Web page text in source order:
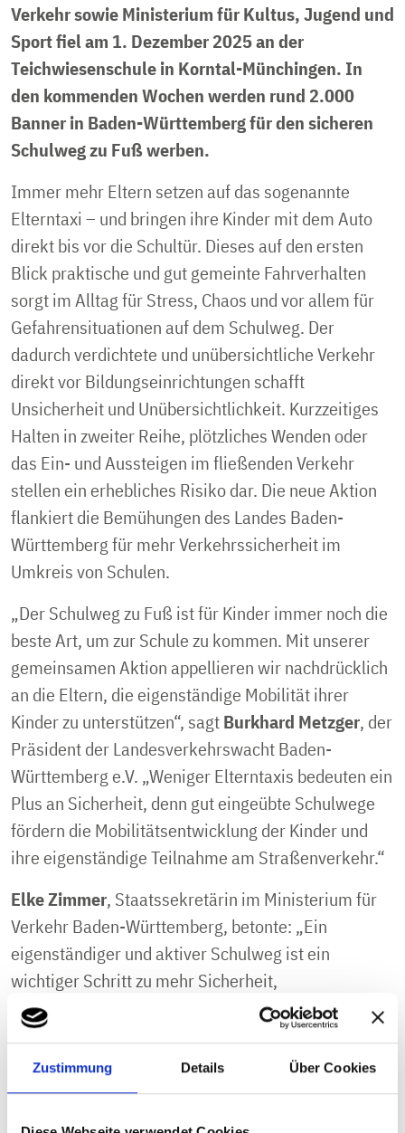
Zustimmung Details Über Cookies
Verkehr sowie Ministerium für Kultus, Jugend und
Sport fiel am 1. Dezember 2025 an der
Teichwiesenschule in Korntal-Münchingen. In
den kommenden Wochen werden rund 2.000
Banner in Baden-Württemberg für den sicheren
Schulweg zu Fuß werben.
Immer mehr Eltern setzen auf das sogenannte
Elterntaxi – und bringen ihre Kinder mit dem Auto
direkt bis vor die Schultür. Dieses auf den ersten
Blick praktische und gut gemeinte Fahrverhalten
sorgt im Alltag für Stress, Chaos und vor allem für
Gefahrensituationen auf dem Schulweg. Der
dadurch verdichtete und unübersichtliche Verkehr
direkt vor Bildungseinrichtungen schafft
Unsicherheit und Unübersichtlichkeit. Kurzzeitiges
Halten in zweiter Reihe, plötzliches Wenden oder
das Ein- und Aussteigen im fließenden Verkehr
stellen ein erhebliches Risiko dar. Die neue Aktion
flankiert die Bemühungen des Landes Baden-
Württemberg für mehr Verkehrssicherheit im
Umkreis von Schulen.
„Der Schulweg zu Fuß ist für Kinder immer noch die
beste Art, um zur Schule zu kommen. Mit unserer
gemeinsamen Aktion appellieren wir nachdrücklich
an die Eltern, die eigenständige Mobilität ihrer
Kinder zu unterstützen“, sagtBurkhard Metzger, der
Präsident der Landesverkehrswacht Baden-
Württemberg e.V. „Weniger Elterntaxis bedeuten ein
Plus an Sicherheit, denn gut eingeübte Schulwege
fördern die Mobilitätsentwicklung der Kinder und
ihre eigenständige Teilnahme am Straßenverkehr.“
Elke Zimmer, Staatssekretärin im Ministerium für
Verkehr Baden-Württemberg, betonte: „Ein
eigenständiger und aktiver Schulweg ist ein
wichtiger Schritt zu mehr Sicherheit,
Selbstvertrauen und Bewegungsfreude unserer
Kinder. Zu Fuß, mit dem Roller oder mit dem
Fahrrad unterwegs zu sein bedeutet nicht nur
Bewegung an der frischen Luft, sondern auch